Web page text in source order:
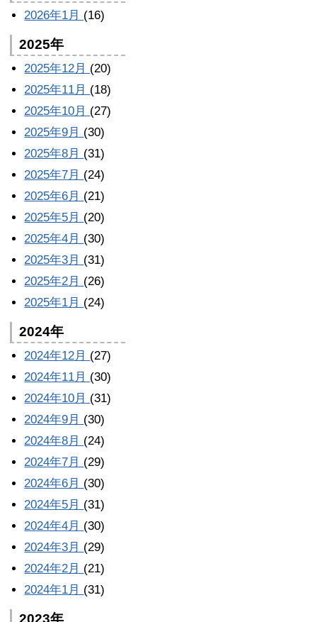
2026年1月 (16)
2025年
2025年12月 (20)
2025年11月 (18)
2025年10月 (27)
2025年9月 (30)
2025年8月 (31)
2025年7月 (24)
2025年6月 (21)
2025年5月 (20)
2025年4月 (30)
2025年3月 (31)
2025年2月 (26)
2025年1月 (24)
2024年
2024年12月 (27)
2024年11月 (30)
2024年10月 (31)
2024年9月 (30)
2024年8月 (24)
2024年7月 (29)
2024年6月 (30)
2024年5月 (31)
2024年4月 (30)
2024年3月 (29)
2024年2月 (21)
2024年1月 (31)
2023年